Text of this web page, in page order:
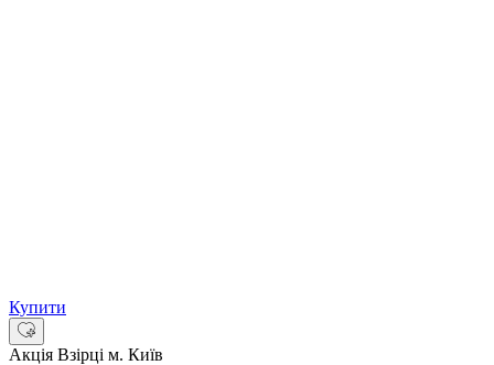
Купити
Акція Взірці м. Київ